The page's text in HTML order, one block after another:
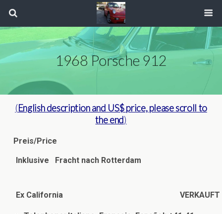
1968 Porsche 912
(English descriptionand US$ price, please scroll to
the end)
Preis/Price
Inklusive Fracht nach Rotterdam
Ex California VERKAUFT